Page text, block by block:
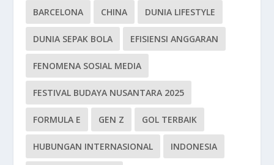
BARCELONA CHINA DUNIA LIFESTYLE
DUNIA SEPAK BOLA EFISIENSI ANGGARAN
FENOMENA SOSIAL MEDIA
FESTIVAL BUDAYA NUSANTARA 2025
FORMULA E GEN Z GOL TERBAIK
HUBUNGAN INTERNASIONAL INDONESIA